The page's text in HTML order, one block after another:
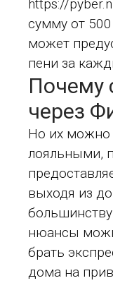
https://
сумму от
может
пени за
Почему
через
Но их можно
лояльными,
выходя из
нюансы
брать
дома на